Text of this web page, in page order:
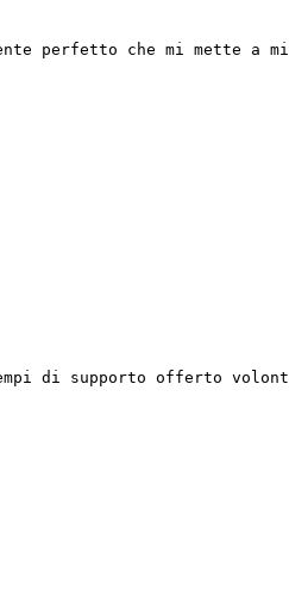
perfetto che mi mette a
di supporto offerto